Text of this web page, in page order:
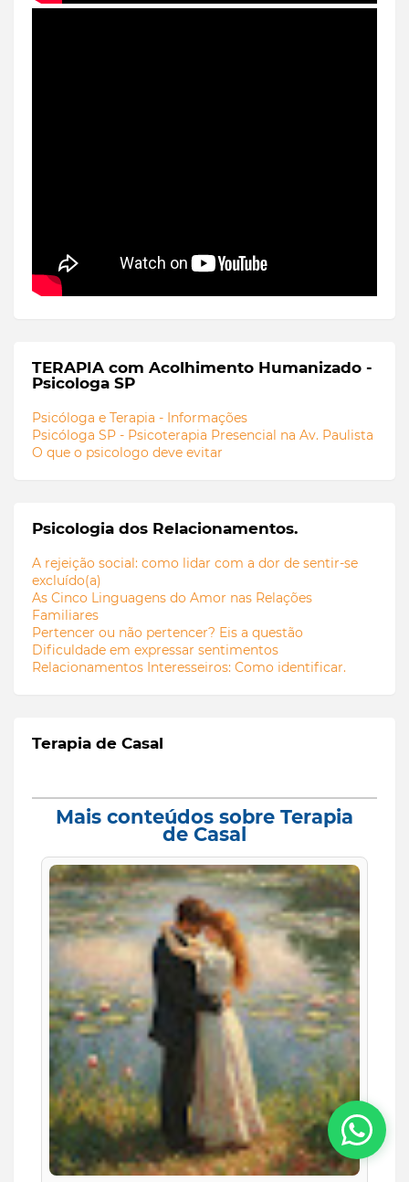
TERAPIA com Acolhimento Humanizado -
Psicologa SP
Psicóloga e Terapia - Informações
Psicóloga SP - Psicoterapia Presencial na Av. Paulista
O que o psicologo deve evitar
Psicologia dos Relacionamentos.
A rejeição social: como lidar com a dor de sentir-se
excluído(a)
As Cinco Linguagens do Amor nas Relações
Familiares
Pertencer ou não pertencer? Eis a questão
Dificuldade em expressar sentimentos
Relacionamentos Interesseiros: Como identificar.
Terapia de Casal
Mais conteúdos sobre Terapia
de Casal